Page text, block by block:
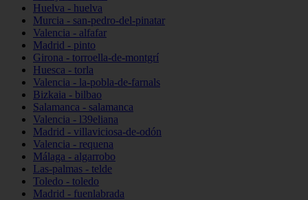
Huelva - huelva
Murcia - san-pedro-del-pinatar
Valencia - alfafar
Madrid - pinto
Girona - torroella-de-montgrí
Huesca - torla
Valencia - la-pobla-de-farnals
Bizkaia - bilbao
Salamanca - salamanca
Valencia - l39eliana
Madrid - villaviciosa-de-odón
Valencia - requena
Málaga - algarrobo
Las-palmas - telde
Toledo - toledo
Madrid - fuenlabrada